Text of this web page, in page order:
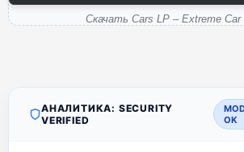
Скачать Cars LP – Extreme Car
АНАЛИТИКА: SECURITY
VERIFIED
OK